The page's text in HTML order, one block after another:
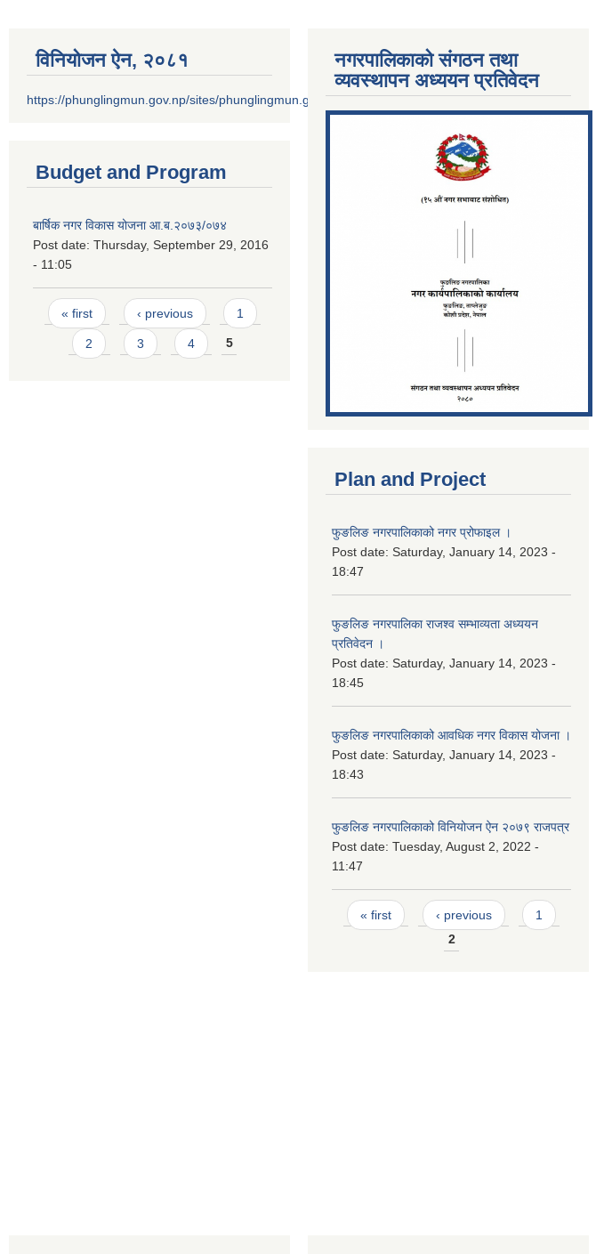
विनियोजन ऐन‚ २०८१
https://phunglingmun.gov.np/sites/phunglingmun.gov.np/files/documents/Al...
Budget and Program
बार्षिक नगर विकास योजना आ.ब.२०७३/०७४
Post date: Thursday, September 29, 2016
- 11:05
Pages
« first ‹ previous 1
2 3 4 5
नगरपालिकाको संगठन तथा
व्यवस्थापन अध्ययन प्रतिवेदन
Plan and Project
फुङलिङ नगरपालिकाको नगर प्रोफाइल ।
Post date: Saturday, January 14, 2023 -
18:47
फुङलिङ नगरपालिका राजश्व सम्भाव्यता अध्ययन
प्रतिवेदन ।
Post date: Saturday, January 14, 2023 -
18:45
फुङलिङ नगरपालिकाको आवधिक नगर विकास योजना ।
Post date: Saturday, January 14, 2023 -
18:43
फुङलिङ नगरपालिकाको विनियोजन ऐन २०७९ राजपत्र
Post date: Tuesday, August 2, 2022 -
11:47
Pages
« first ‹ previous
1
2